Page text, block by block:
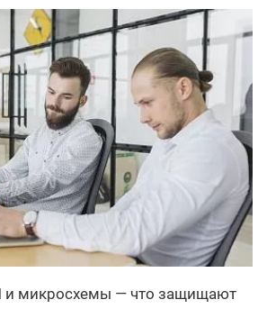
и микросхемы — что защищают